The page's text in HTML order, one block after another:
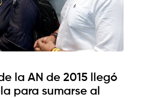
la AN de 2015 llegó
para sumarse al